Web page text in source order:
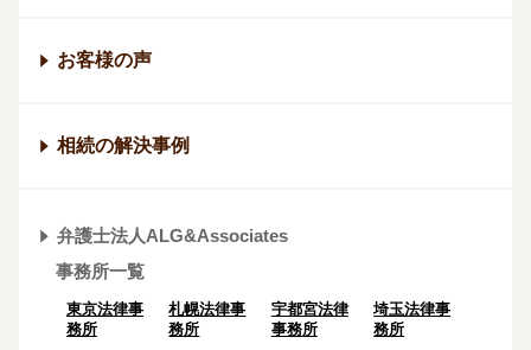
お客様の声
相続の解決事例
弁護士法人ALG&Associates
事務所一覧
東京法律事
務所
札幌法律事
務所
宇都宮法律
事務所
埼玉法律事
務所